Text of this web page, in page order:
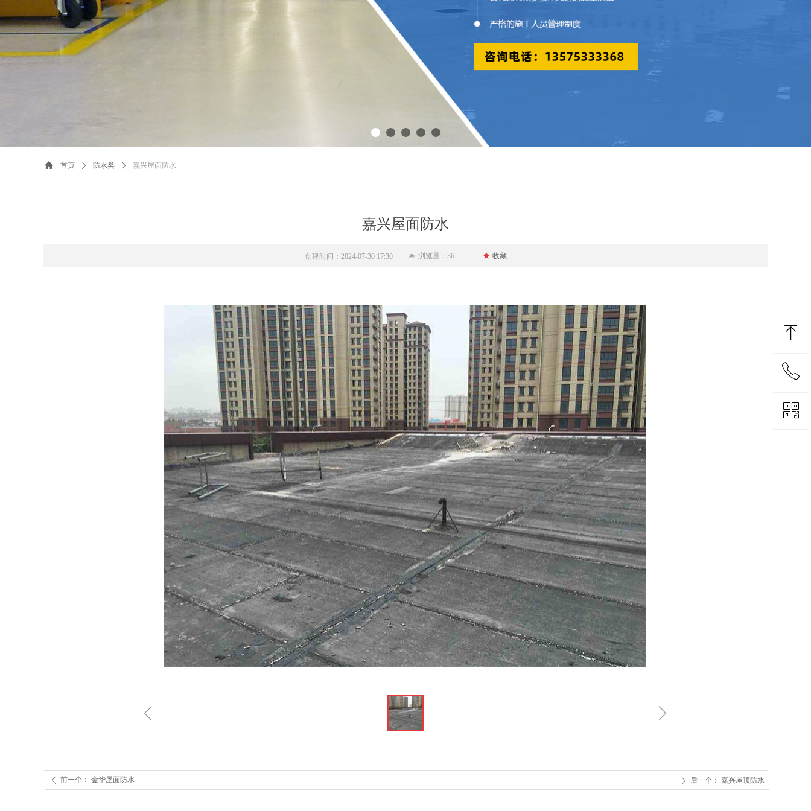
首页 ꄲ 防水类 ꄲ 嘉兴屋面防水
嘉兴屋面防水
ꁆ ꁇ
创建时间： 2024-07-30 17:30 넶 浏览量： 36 끄 收藏
ꄴ 前一个： 金华屋面防水 ꄲ 后一个： 嘉兴屋顶防水
ꁸ
回到顶部
ꂅ
13575333368
ꀥ